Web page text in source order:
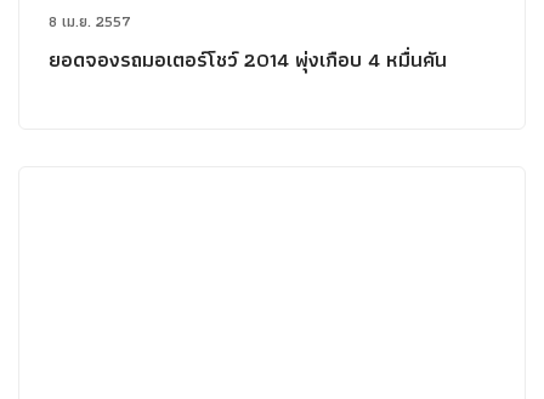
8 เม.ย. 2557
ยอดจองรถมอเตอร์โชว์ 2014 พุ่งเกือบ 4 หมื่นคัน